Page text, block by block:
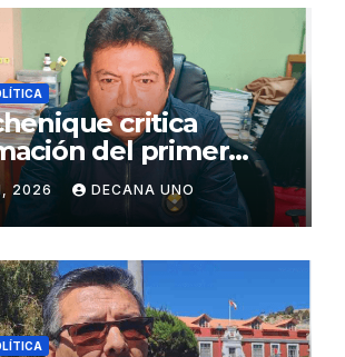
critica
del primer
ministerial de Keiko
2026 DECANA UNO